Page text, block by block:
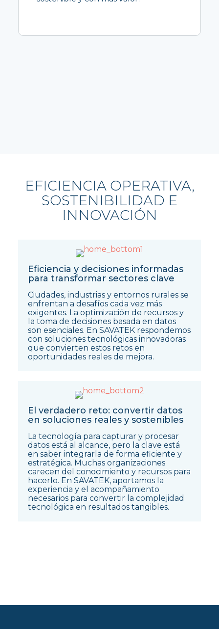
EFICIENCIA OPERATIVA,
SOSTENIBILIDAD E
INNOVACIÓN
Eficiencia y decisiones informadas
para transformar sectores clave
Ciudades, industrias y entornos rurales se
enfrentan a desafíos cada vez más
exigentes. La optimización de recursos y
la toma de decisiones basada en datos
son esenciales. En SAVATEK respondemos
con soluciones tecnológicas innovadoras
que convierten estos retos en
oportunidades reales de mejora.
El verdadero reto: convertir datos
en soluciones reales y sostenibles
La tecnología para capturar y procesar
datos está al alcance, pero la clave está
en saber integrarla de forma eficiente y
estratégica. Muchas organizaciones
carecen del conocimiento y recursos para
hacerlo. En SAVATEK, aportamos la
experiencia y el acompañamiento
necesarios para convertir la complejidad
tecnológica en resultados tangibles.